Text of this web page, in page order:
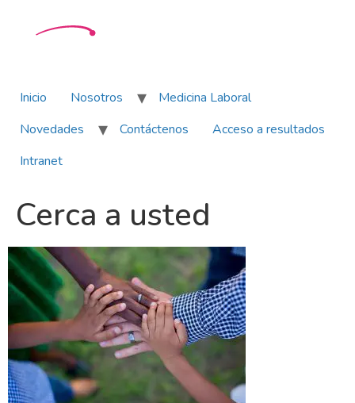
Inicio Nosotros
Medicina Laboral
Novedades
Contáctenos
Acceso a resultados
Intranet
Cerca a usted